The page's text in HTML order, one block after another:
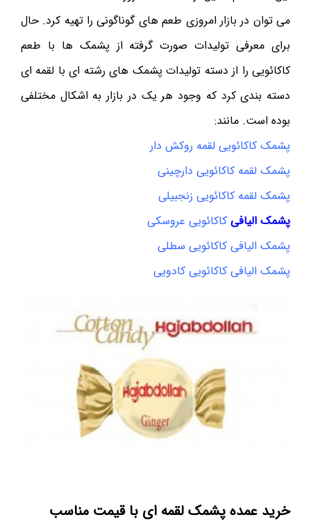
می توان در بازار امروزی طعم های گوناگونی را تهیه کرد. حال
برای معرفی تولیدات صورت گرفته از پشمک ها با طعم
کاکائویی را از دسته تولیدات پشمک های رشته ای با لقمه ای
دسته بندی کرد که وجود هر یک در بازار به اشکال مختلفی
بوده است. مانند:
پشمک کاکائویی لقمه روکش دار
پشمک لقمه کاکائویی دارچینی
پشمک لقمه کاکائویی زنجبیلی
پشمک الیافی کاکائویی عروسکی
پشمک الیافی کاکائویی سطلی
پشمک الیافی کاکائویی کادویی
خرید عمده پشمک لقمه ای با قیمت مناسب